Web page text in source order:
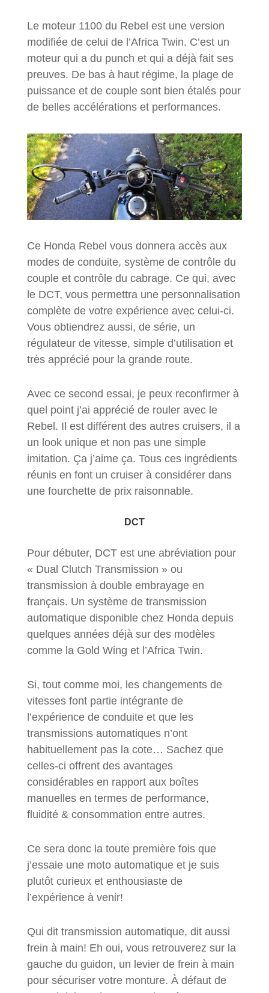
Le moteur 1100 du Rebel est une version
modifiée de celui de l’Africa Twin. C’est un
moteur qui a du punch et qui a déjà fait ses
preuves. De bas à haut régime, la plage de
puissance et de couple sont bien étalés pour
de belles accélérations et performances.
Ce Honda Rebel vous donnera accès aux
modes de conduite, système de contrôle du
couple et contrôle du cabrage. Ce qui, avec
le DCT, vous permettra une personnalisation
complète de votre expérience avec celui-ci.
Vous obtiendrez aussi, de série, un
régulateur de vitesse, simple d’utilisation et
très apprécié pour la grande route.
Avec ce second essai, je peux reconfirmer à
quel point j’ai apprécié de rouler avec le
Rebel. Il est différent des autres cruisers, il a
un look unique et non pas une simple
imitation. Ça j’aime ça. Tous ces ingrédients
réunis en font un cruiser à considérer dans
une fourchette de prix raisonnable.
DCT
Pour débuter, DCT est une abréviation pour
« Dual Clutch Transmission » ou
transmission à double embrayage en
français. Un système de transmission
automatique disponible chez Honda depuis
quelques années déjà sur des modèles
comme la Gold Wing et l’Africa Twin.
Si, tout comme moi, les changements de
vitesses font partie intégrante de
l’expérience de conduite et que les
transmissions automatiques n’ont
habituellement pas la cote… Sachez que
celles-ci offrent des avantages
considérables en rapport aux boîtes
manuelles en termes de performance,
fluidité & consommation entre autres.
Ce sera donc la toute première fois que
j’essaie une moto automatique et je suis
plutôt curieux et enthousiaste de
l’expérience à venir!
Qui dit transmission automatique, dit aussi
frein à main! Eh oui, vous retrouverez sur la
gauche du guidon, un levier de frein à main
pour sécuriser votre monture. À défaut de